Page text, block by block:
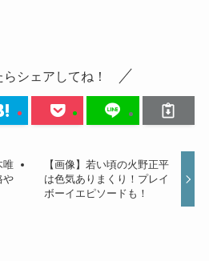
シェアしてね！
唯
や
【画像】若い頃の火野正平
は色気ありまくり！プレイ
ボーイエピソードも！